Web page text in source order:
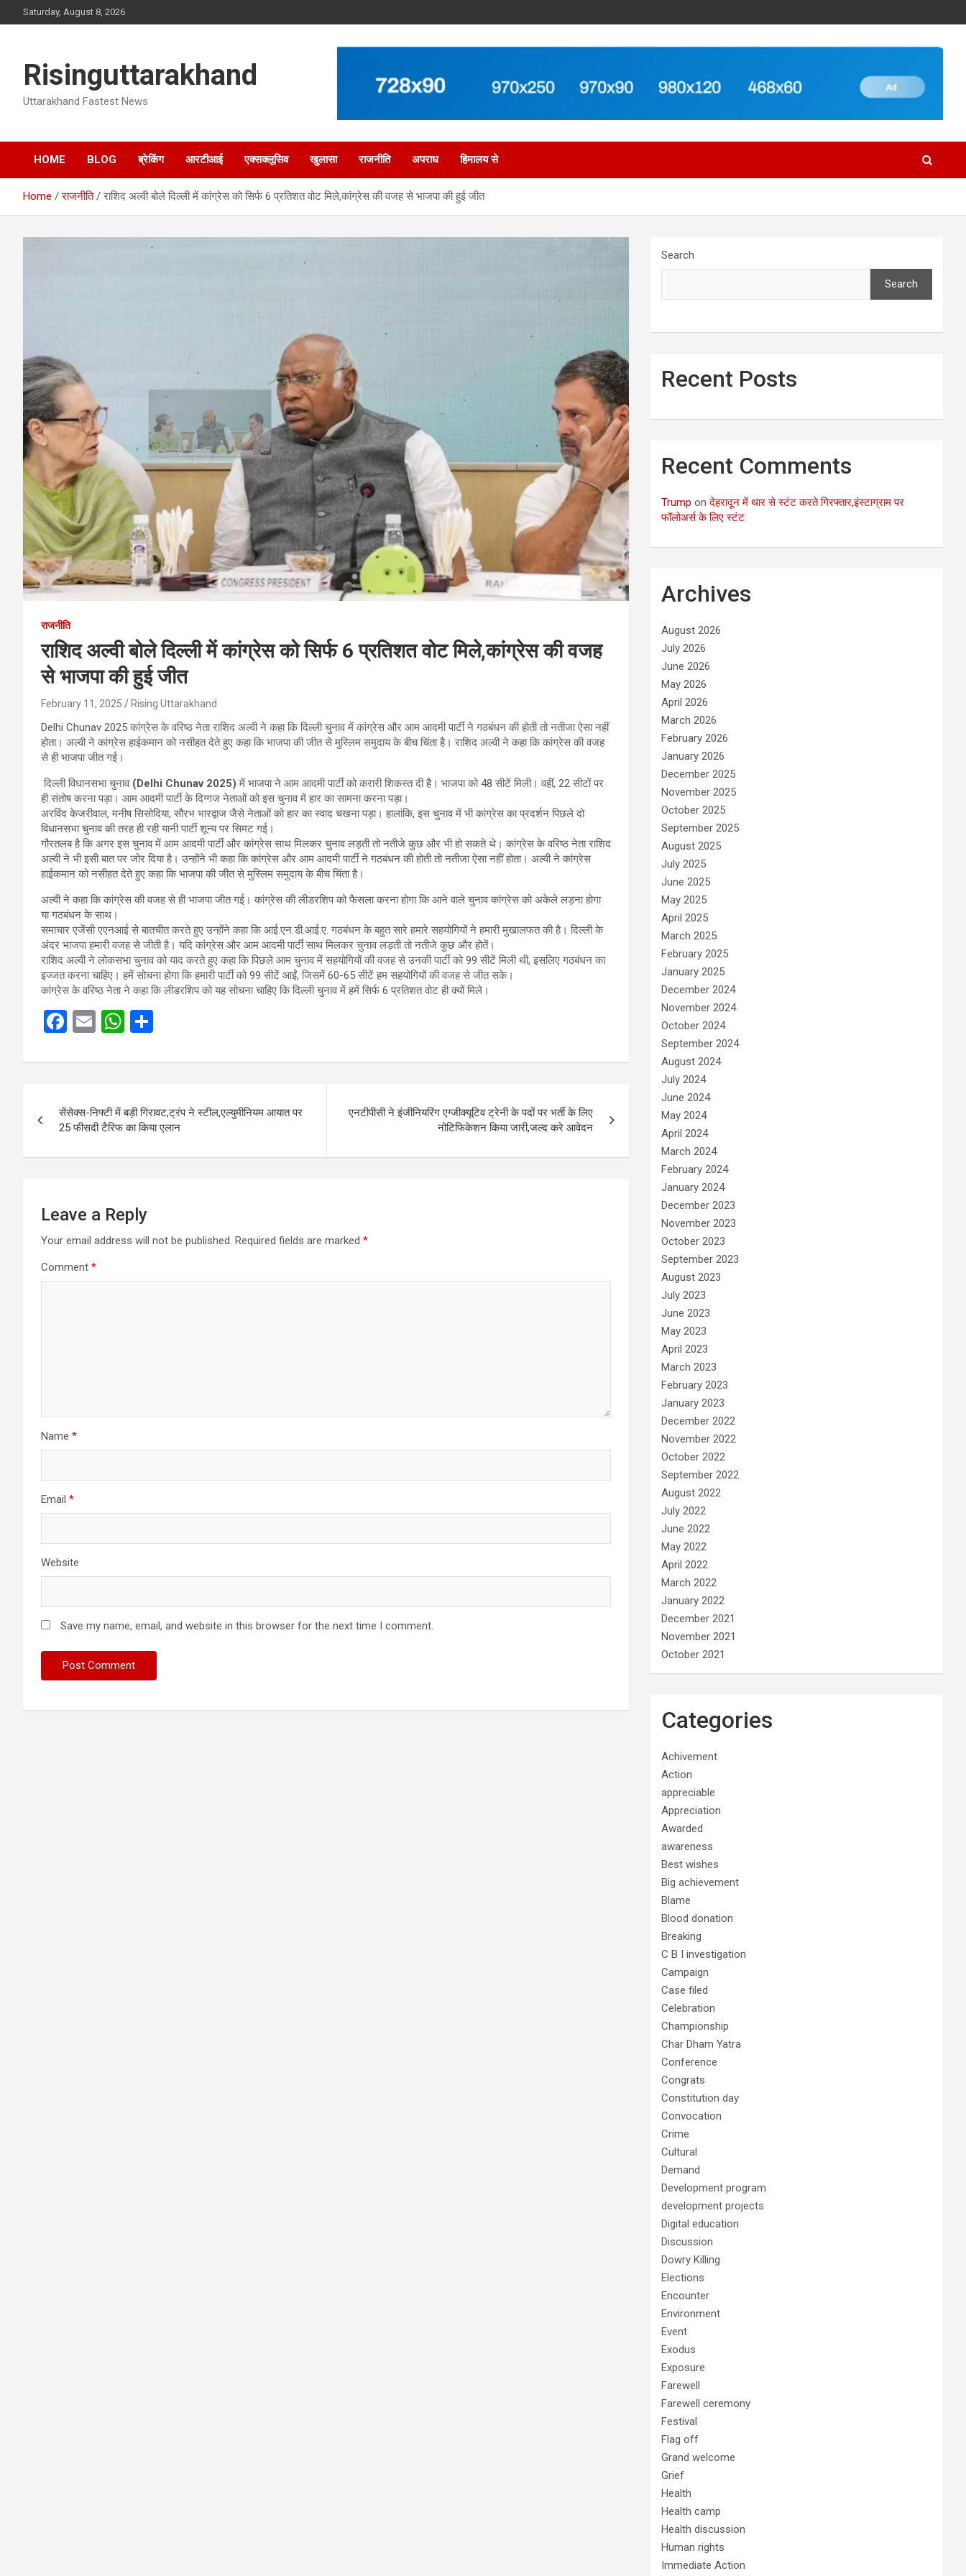
to
Saturday, August 8, 2026
Risinguttarakhand
Uttarakhand Fastest News
HOME BLOG ब्रेकिंग आरटीआई एक्सक्लूसिव खुलासा राजनीति अपराध हिमालय से
Home राजनीति राशिद अल्वी बोले दिल्ली में कांग्रेस को सिर्फ 6 प्रतिशत वोट मिले,कांग्रेस की वजह से भाजपा की हुई जीत
राजनीति
राशिद अल्वी बोले दिल्ली में कांग्रेस को सिर्फ 6 प्रतिशत वोट मिले,कांग्रेस की वजह
से भाजपा की हुई जीत
February 11, 2025 Rising Uttarakhand
Delhi Chunav 2025 कांग्रेस के वरिष्ठ नेता राशिद अल्वी ने कहा कि दिल्ली चुनाव में कांग्रेस और आम आदमी पार्टी ने गठबंधन की होती तो नतीजा ऐसा नहीं
होता। अल्वी ने कांग्रेस हाईकमान को नसीहत देते हुए कहा कि भाजपा की जीत से मुस्लिम समुदाय के बीच चिंता है। राशिद अल्वी ने कहा कि कांग्रेस की वजह
से ही भाजपा जीत गई।
दिल्ली विधानसभा चुनाव(Delhi Chunav 2025) में भाजपा ने आम आदमी पार्टी को करारी शिकस्त दी है। भाजपा को 48 सीटें मिली। वहीं, 22 सीटों पर
ही संतोष करना पड़ा। आम आदमी पार्टी के दिग्गज नेताओं को इस चुनाव में हार का सामना करना पड़ा।
अरविंद केजरीवाल, मनीष सिसोदिया, सौरभ भारद्वाज जैसे नेताओं को हार का स्वाद चखना पड़ा। हालांकि, इस चुनाव में भी कांग्रेस का प्रदर्शन पिछले दो
विधानसभा चुनाव की तरह ही रही यानी पार्टी शून्य पर सिमट गई।
गौरतलब है कि अगर इस चुनाव में आम आदमी पार्टी और कांग्रेस साथ मिलकर चुनाव लड़ती तो नतीजे कुछ और भी हो सकते थे। कांग्रेस के वरिष्ठ नेता राशिद
अल्वी ने भी इसी बात पर जोर दिया है। उन्होंने भी कहा कि कांग्रेस और आम आदमी पार्टी ने गठबंधन की होती तो नतीजा ऐसा नहीं होता। अल्वी ने कांग्रेस
हाईकमान को नसीहत देते हुए कहा कि भाजपा की जीत से मुस्लिम समुदाय के बीच चिंता है।
अल्वी ने कहा कि कांग्रेस की वजह से ही भाजपा जीत गई। कांग्रेस की लीडरशिप को फैसला करना होगा कि आने वाले चुनाव कांग्रेस को अकेले लड़ना होगा
या गठबंधन के साथ।
समाचार एजेंसी एएनआई से बातचीत करते हुए उन्होंने कहा कि आई.एन.डी.आई.ए. गठबंधन के बहुत सारे हमारे सहयोगियों ने हमारी मुखालफत की है। दिल्ली के
अंदर भाजपा हमारी वजह से जीती है। यदि कांग्रेस और आम आदमी पार्टी साथ मिलकर चुनाव लड़ती तो नतीजे कुछ और होतें।
राशिद अल्वी ने लोकसभा चुनाव को याद करते हुए कहा कि पिछले आम चुनाव में सहयोगियों की वजह से उनकी पार्टी को 99 सीटें मिली थी, इसलिए गठबंधन का
इज्जत करना चाहिए। हमें सोचना होगा कि हमारी पार्टी को 99 सीटें आईं, जिसमें 60-65 सीटें हम सहयोगियों की वजह से जीत सके।
कांग्रेस के वरिष्ठ नेता ने कहा कि लीडरशिप को यह सोचना चाहिए कि दिल्ली चुनाव में हमें सिर्फ 6 प्रतिशत वोट ही क्यों मिले।
F
ce
o
o
k
E
ail
W
at
A
p
p
ar
navigation
सेंसेक्स-निफ्टी में बड़ी गिरावट,ट्रंप ने स्टील,एल्युमीनियम आयात पर
25 फीसदी टैरिफ का किया एलान
एनटीपीसी ने इंजीनियरिंग एग्जीक्यूटिव ट्रेनी के पदों पर भर्ती के लिए
नोटिफिकेशन किया जारी,जल्द करे आवेदन
Leave a Reply
Your email address will not be published. Required fields are marked *
Comment *
Name *
Email *
Website
Save my name, email, and website in this browser for the next time I comment.
Search
Search
Recent Posts
Recent Comments
Trump onदेहरादून में थार से स्टंट करते गिरफ्तार,इंस्टाग्राम पर
फॉलोअर्स के लिए स्टंट
Archives
August 2026
July 2026
June 2026
May 2026
April 2026
March 2026
February 2026
January 2026
December 2025
November 2025
October 2025
September 2025
August 2025
July 2025
June 2025
May 2025
April 2025
March 2025
February 2025
January 2025
December 2024
November 2024
October 2024
September 2024
August 2024
July 2024
June 2024
May 2024
April 2024
March 2024
February 2024
January 2024
December 2023
November 2023
October 2023
September 2023
August 2023
July 2023
June 2023
May 2023
April 2023
March 2023
February 2023
January 2023
December 2022
November 2022
October 2022
September 2022
August 2022
July 2022
June 2022
May 2022
April 2022
March 2022
January 2022
December 2021
November 2021
October 2021
Categories
Achivement
Action
appreciable
Appreciation
Awarded
awareness
Best wishes
Big achievement
Blame
Blood donation
Breaking
C B I investigation
Campaign
Case filed
Celebration
Championship
Char Dham Yatra
Conference
Congrats
Constitution day
Convocation
Crime
Cultural
Demand
Development program
development projects
Digital education
Discussion
Dowry Killing
Elections
Encounter
Environment
Event
Exodus
Exposure
Farewell
Farewell ceremony
Festival
Flag off
Grand welcome
Grief
Health
Health camp
Health discussion
Human rights
Immediate Action